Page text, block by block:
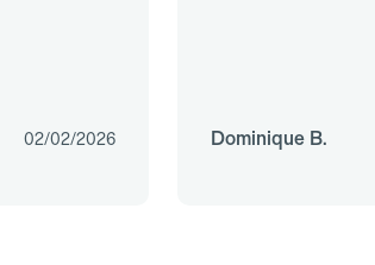
02/02/2026 Dominique B.